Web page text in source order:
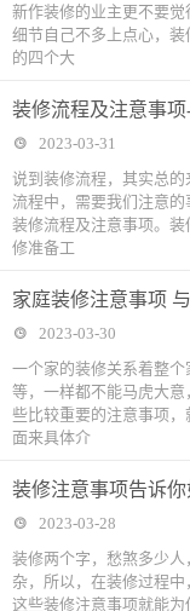
新作装修的业主更不要
细节自己不多上点心，
的四个大
装修流程及注意事项
2023-03-31
说到装修流程，其实总
流程中，需要我们注意
装修流程及注意事项。
修准备工
家庭装修注意事项
2023-03-30
一个家的装修关系着整
等，一样都不能马虎大
些比较重要的注意事项
面来具体介
装修注意事项告诉
2023-03-28
装修两个字，愁煞多少
杂，所以，在装修过程
这些装修注意事项就能